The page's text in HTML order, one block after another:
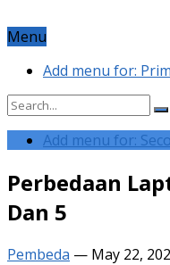
Menu
Add menu for:
Add menu for:
Perbedaan
Dan 5
Pembeda — May 22,